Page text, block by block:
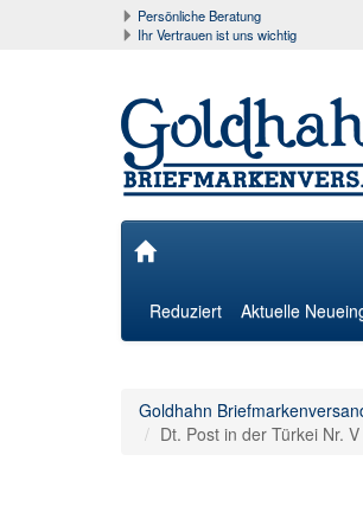
Persönliche Beratung
Ihr Vertrauen ist uns wichtig
Reduziert Aktuelle
Goldhahn
Dt. Post in der Türkei Nr.